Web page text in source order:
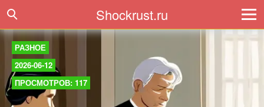
Shockrust.ru
РАЗНОЕ
2026-06-12
ПРОСМОТРОВ: 117